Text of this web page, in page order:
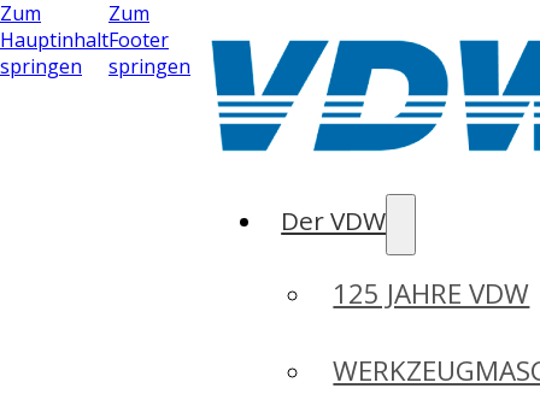
Zum
Hauptinhalt
springen
Zum
Footer
springen
Der VDW
125 JAHRE VDW